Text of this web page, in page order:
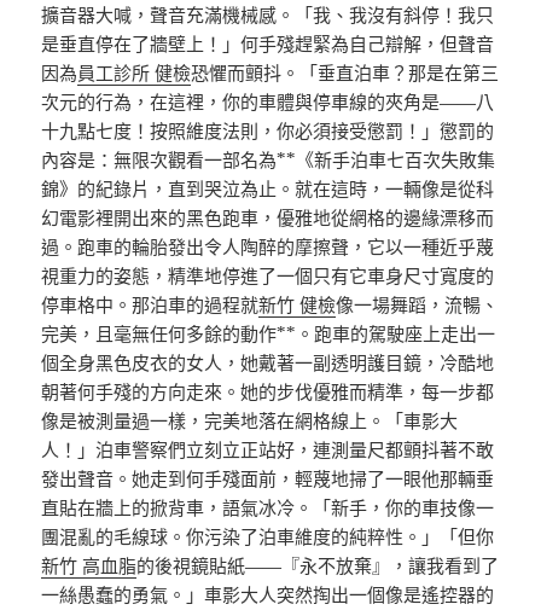
擴音器大喊，聲音充滿機械感。「我、我沒有斜停！我只
是垂直停在了牆壁上！」何手殘趕緊為自己辯解，但聲音
因為員工診所 健檢恐懼而顫抖。「垂直泊車？那是在第三
次元的行為，在這裡，你的車體與停車線的夾角是——八
十九點七度！按照維度法則，你必須接受懲罰！」懲罰的
內容是：無限次觀看一部名為**《新手泊車七百次失敗集
錦》的紀錄片，直到哭泣為止。就在這時，一輛像是從科
幻電影裡開出來的黑色跑車，優雅地從網格的邊緣漂移而
過。跑車的輪胎發出令人陶醉的摩擦聲，它以一種近乎蔑
視重力的姿態，精準地停進了一個只有它車身尺寸寬度的
停車格中。那泊車的過程就新竹 健檢像一場舞蹈，流暢、
完美，且毫無任何多餘的動作**。跑車的駕駛座上走出一
個全身黑色皮衣的女人，她戴著一副透明護目鏡，冷酷地
朝著何手殘的方向走來。她的步伐優雅而精準，每一步都
像是被測量過一樣，完美地落在網格線上。「車影大
人！」泊車警察們立刻立正站好，連測量尺都顫抖著不敢
發出聲音。她走到何手殘面前，輕蔑地掃了一眼他那輛垂
直貼在牆上的掀背車，語氣冰冷。「新手，你的車技像一
團混亂的毛線球。你污染了泊車維度的純粹性。」「但你
新竹 高血脂的後視鏡貼紙——『永不放棄』，讓我看到了
一絲愚蠢的勇氣。」車影大人突然掏出一個像是遙控器的